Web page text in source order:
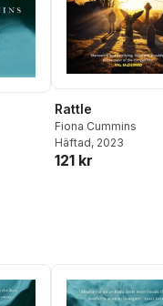
antal röster:
Rattle
Fiona Cummins
Häftad, 2023
121 kr